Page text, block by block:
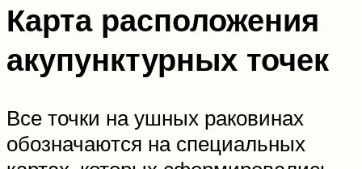
Карта расположения
акупунктурных точек
Все точки на ушных раковинах
обозначаются на специальных